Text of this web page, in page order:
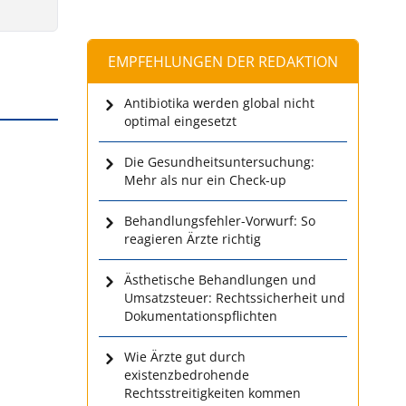
EMPFEHLUNGEN DER REDAKTION
Antibiotika werden global nicht
optimal eingesetzt
Die Gesundheitsuntersuchung:
Mehr als nur ein Check-up
Behandlungsfehler-Vorwurf: So
reagieren Ärzte richtig
Ästhetische Behandlungen und
Umsatzsteuer: Rechtssicherheit und
Dokumentationspflichten
Wie Ärzte gut durch
existenzbedrohende
Rechtsstreitigkeiten kommen